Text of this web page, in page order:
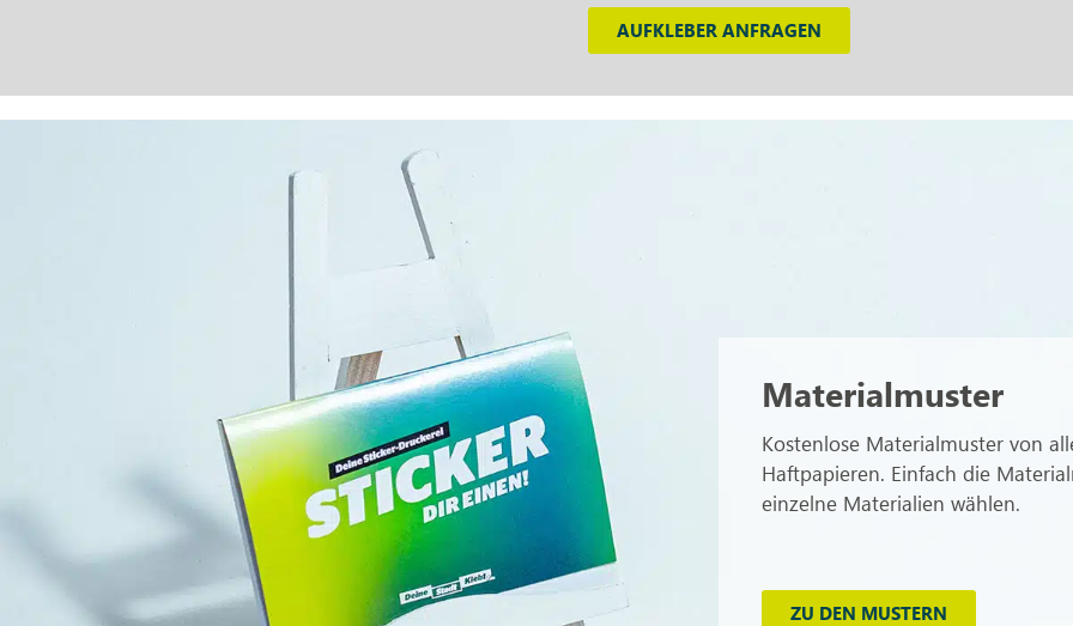
AUFKLEBER ANFRAGEN
Materialmuster
Kostenlose Materialmuster von
Haftpapieren. Einfach die
einzelne Materialien wählen.
ZU DEN MUSTERN